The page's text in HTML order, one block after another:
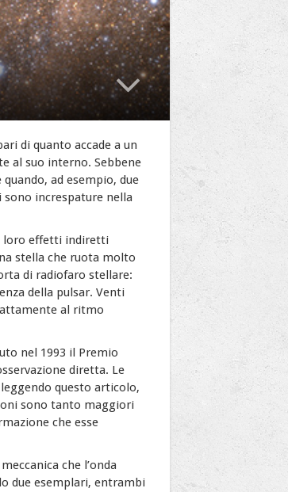
di quanto accade a un
al suo interno. Sebbene
ad esempio, due
sono increspature nella
loro effetti indiretti
stella che ruota molto
di radiofaro stellare:
della pulsar. Venti
al ritmo
nel 1993 il Premio
diretta. Le
questo articolo,
sono tanto maggiori
che esse
che l’onda
due esemplari, entrambi